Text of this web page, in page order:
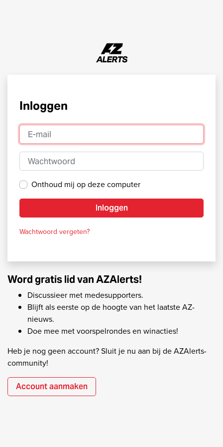
Inloggen
E-mail
Wachtwoord
Onthoud mij op deze computer
Inloggen
Wachtwoord vergeten?
Word gratis lid van AZAlerts!
Discussieer met medesupporters.
Blijft als eerste op de hoogte van het laatste AZ-
nieuws.
Doe mee met voorspelrondes en winacties!
Heb je nog geen account? Sluit je nu aan bij de AZAlerts-
community!
Account aanmaken